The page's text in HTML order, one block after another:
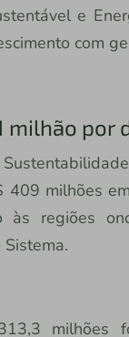
e
com
milhão por
409 milhões
às regiões
milhões